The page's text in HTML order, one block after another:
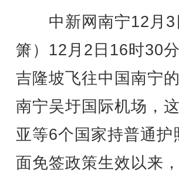
中新网南宁12月3
箫）12月2日16时30
吉隆坡飞往中国南宁
南宁吴圩国际机场，
亚等6个国家持普通
面免签政策生效以来